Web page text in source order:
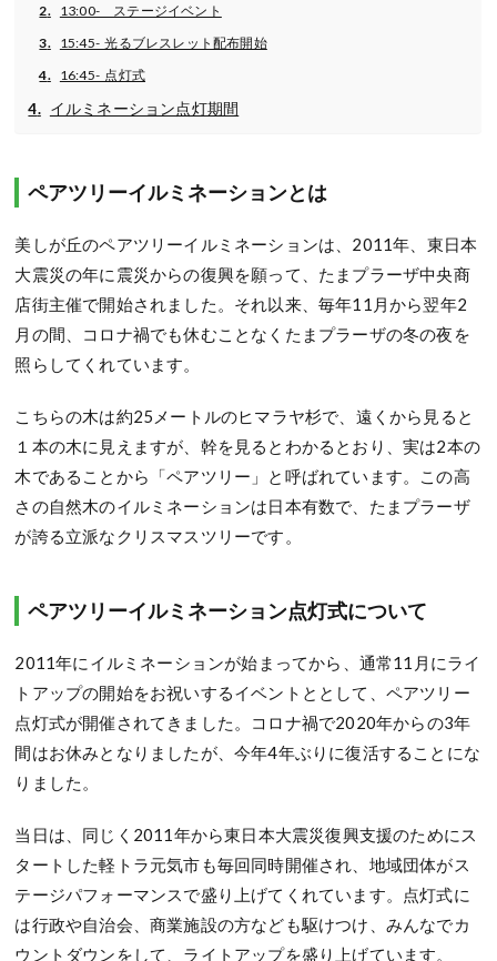
13:00- ステージイベント
15:45- 光るブレスレット配布開始
16:45- 点灯式
イルミネーション点灯期間
ペアツリーイルミネーションとは
美しが丘のペアツリーイルミネーションは、2011年、東日本
大震災の年に震災からの復興を願って、たまプラーザ中央商
店街主催で開始されました。それ以来、毎年11月から翌年2
月の間、コロナ禍でも休むことなくたまプラーザの冬の夜を
照らしてくれています。
こちらの木は約25メートルのヒマラヤ杉で、遠くから見ると
１本の木に見えますが、幹を見るとわかるとおり、実は2本の
木であることから「ペアツリー」と呼ばれています。この高
さの自然木のイルミネーションは日本有数で、たまプラーザ
が誇る立派なクリスマスツリーです。
ペアツリーイルミネーション点灯式について
2011年にイルミネーションが始まってから、通常11月にライ
トアップの開始をお祝いするイベントととして、ペアツリー
点灯式が開催されてきました。コロナ禍で2020年からの3年
間はお休みとなりましたが、今年4年ぶりに復活することにな
りました。
当日は、同じく2011年から東日本大震災復興支援のためにス
タートした軽トラ元気市も毎回同時開催され、地域団体がス
テージパフォーマンスで盛り上げてくれています。点灯式に
は行政や自治会、商業施設の方なども駆けつけ、みんなでカ
ウントダウンをして、ライトアップを盛り上げています。